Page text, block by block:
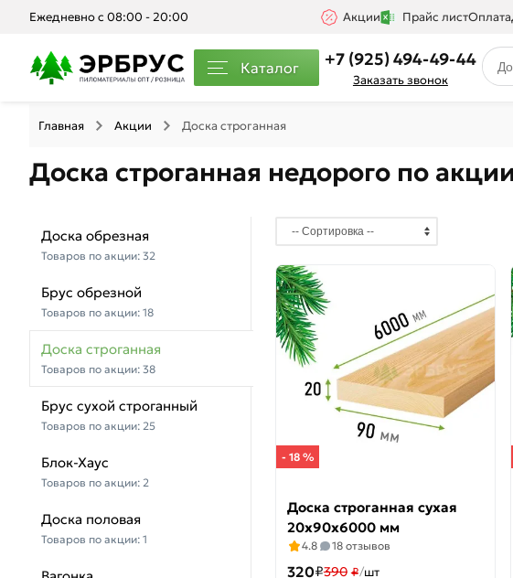
Ежедневно с 08:00 - 20:00 Акции Прайс листОплата
Каталог +7 (925) 494-49-44
Заказать звонок
Главная Акции Доска строганная
Доска строганная недорого по
Доска обрезная
Товаров по акции: 32
Брус обрезной
Товаров по акции: 18
Доска строганная
Товаров по акции: 38
Брус сухой строганный
Товаров по акции: 25
Блок-Хаус
Товаров по акции: 2
Доска половая
Товаров по акции: 1
- 18 %
Доска строганная сухая
20х90х6000 мм
4.8 18 отзывов
320₽390 ₽/шт